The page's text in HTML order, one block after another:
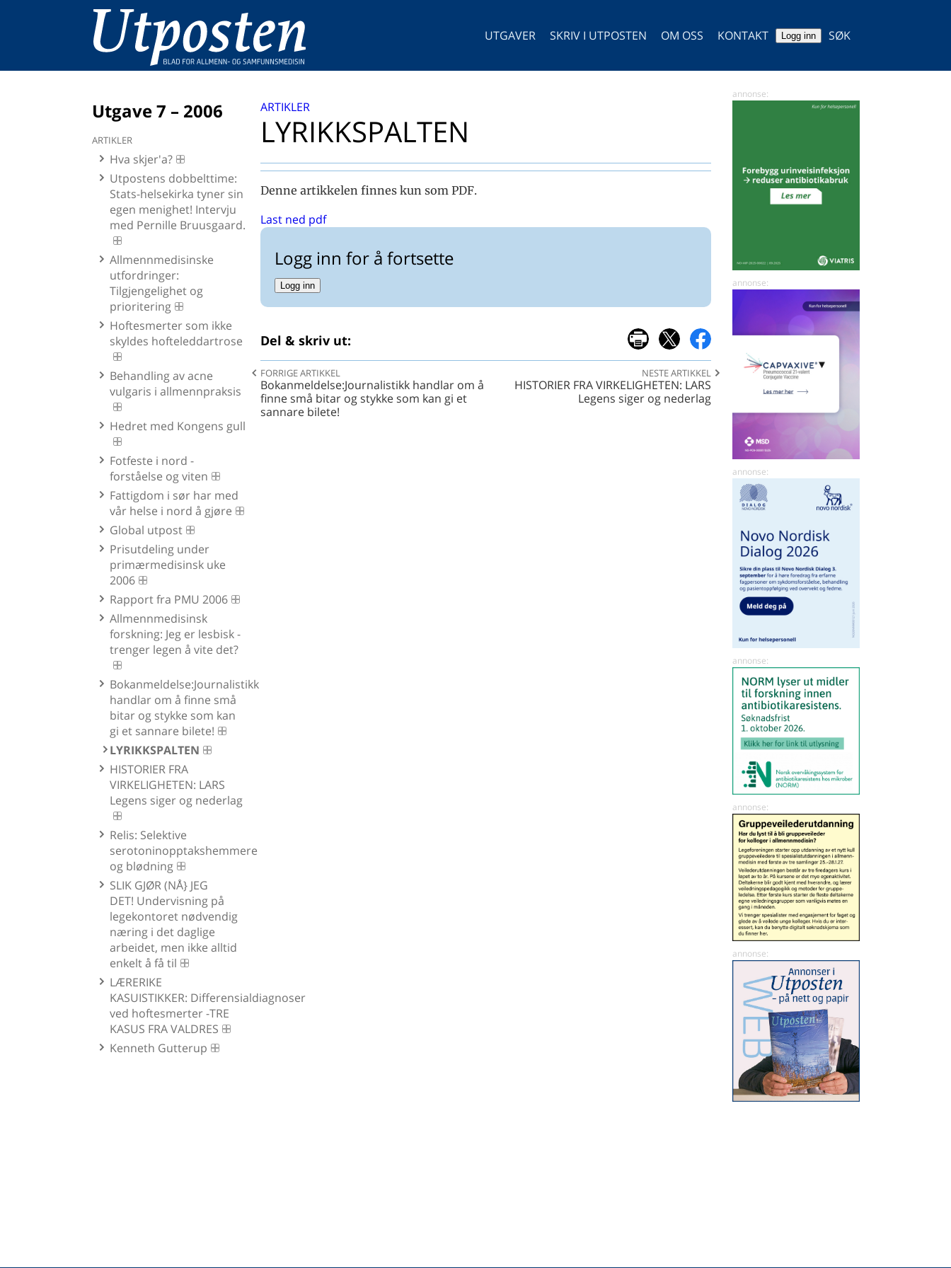
UTGAVER SKRIV I UTPOSTEN OM OSS KONTAKT Logg inn SØK
Utgave 7 – 2006
ARTIKLER
Hva skjer'a?
Utpostens dobbelttime:
Stats-helsekirka tyner sin
egen menighet! Intervju
med Pernille Bruusgaard.
Allmennmedisinske
utfordringer:
Tilgjengelighet og
prioritering
Hoftesmerter som ikke
skyldes hofteleddartrose
Behandling av acne
vulgaris i allmennpraksis
Hedret med Kongens gull
Fotfeste i nord -
forståelse og viten
Fattigdom i sør har med
vår helse i nord å gjøre
Global utpost
Prisutdeling under
primærmedisinsk uke
2006
Rapport fra PMU 2006
Allmennmedisinsk
forskning: Jeg er lesbisk -
trenger legen å vite det?
Bokanmeldelse:Journalistikk
handlar om å finne små
bitar og stykke som kan
gi et sannare bilete!
LYRIKKSPALTEN
HISTORIER FRA
VIRKELIGHETEN: LARS
Legens siger og nederlag
Relis: Selektive
serotoninopptakshemmere
og blødning
SLIK GJØR (NÅ} JEG
DET! Undervisning på
legekontoret nødvendig
næring i det daglige
arbeidet, men ikke alltid
enkelt å få til
LÆRERIKE
KASUISTIKKER: Differensialdiagnoser
ved hoftesmerter -TRE
KASUS FRA VALDRES
Kenneth Gutterup
ARTIKLER
LYRIKKSPALTEN
Denne artikkelen finnes kun som PDF.
Last ned pdf
Logg inn for å fortsette
Logg inn
Del & skriv ut:
facebook
FORRIGE ARTIKKEL
Bokanmeldelse:Journalistikk handlar om å
finne små bitar og stykke som kan gi et
sannare bilete!
NESTE ARTIKKEL
HISTORIER FRA VIRKELIGHETEN: LARS
Legens siger og nederlag